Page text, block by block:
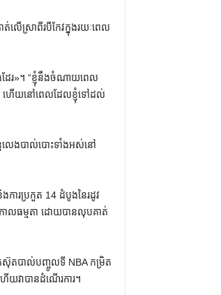
ើស្រាពីរបីកែវក្នុងរយៈពេល
ែរ​»​។ “ខ្ញុំនឹងចំណាយពេល
ហើយនៅពេលដែលខ្ញុំទៅដល់
លេងបាល់បោះទាំងអស់នៅ
ការប្រកួត 14 ដំបូងនៃរដូវ
ាលធម្មតា ដោយបានលុបគាត់
កស៊ុតបាល់បញ្ចូលទី NBA កម្រិត
យវាបានដំណើរការ។